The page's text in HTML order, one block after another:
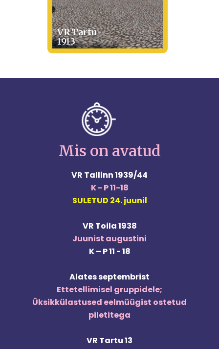
VR Tartu
1913
Mis on avatud
VR Tallinn 1939/44
K - P 11-18
SULETUD 24. juunil
VR Toila 1938
Juunist augustini
K – P11 - 18
Alates septembrist
Ettetellimisel gruppidele;
Üksikkülastused eelmüügist ostetud
piletitega
VR Tartu 13